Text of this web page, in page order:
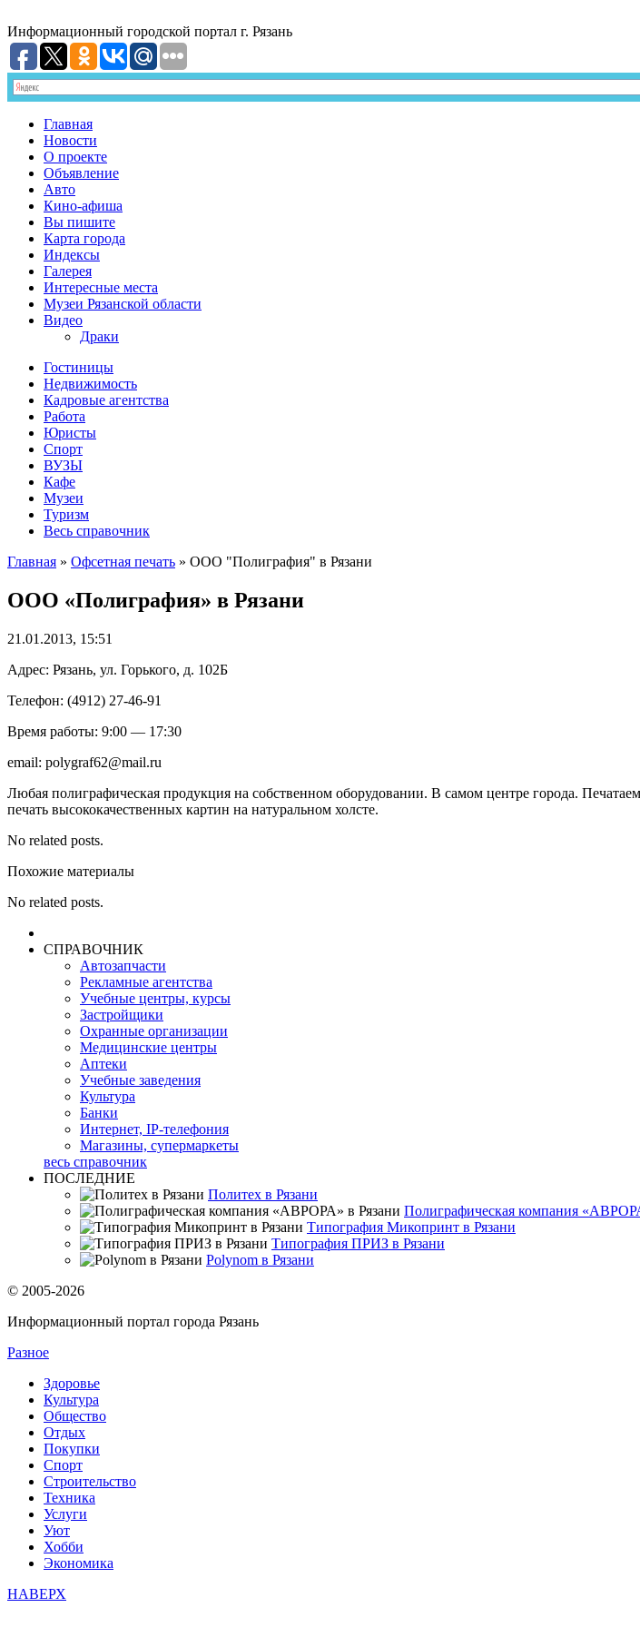
Информационный городской портал г. Рязань
Главная
Новости
О проекте
Объявление
Авто
Кино-афиша
Вы пишите
Карта города
Индексы
Галерея
Интересные места
Музеи Рязанской области
Видео
Драки
Гостиницы
Недвижимость
Кадровые агентства
Работа
Юристы
Спорт
ВУЗЫ
Кафе
Музеи
Туризм
Весь справочник
Главная » Офсетная печать » ООО "Полиграфия" в Рязани
ООО «Полиграфия» в Рязани
21.01.2013, 15:51
Адрес: Рязань, ул. Горького, д. 102Б
Телефон: (4912) 27-46-91
Время работы: 9:00 — 17:30
email: polygraf62@mail.ru
Любая полиграфическая продукция на собственном оборудовании. В самом центре города.
печать высококачественных картин на натуральном холсте.
No related posts.
Похожие материалы
No related posts.
СПРАВОЧНИК
Автозапчасти
Рекламные агентства
Учебные центры, курсы
Застройщики
Охранные организации
Медицинские центры
Аптеки
Учебные заведения
Культура
Банки
Интернет, IP-телефония
Магазины, супермаркеты
весь справочник
ПОСЛЕДНИЕ
Политех в Рязани
Полиграфическая компания
Типография Микопринт в Рязани
Типография ПРИЗ в Рязани
Polynom в Рязани
© 2005-2026
Информационный портал города Рязань
Разное
Здоровье
Культура
Общество
Отдых
Покупки
Спорт
Строительство
Техника
Услуги
Уют
Хобби
Экономика
НАВЕРХ